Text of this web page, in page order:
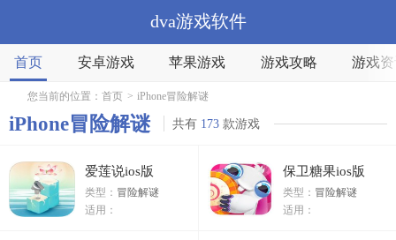
dva游戏软件
首页 安卓游戏 苹果游戏 游戏攻略 游戏
您当前的位置： 首页 > iPhone冒险解谜
iPhone冒险解谜 共有 173 款游戏
爱莲说ios版
类型： 冒险解谜
适用：
保卫糖果ios版
类型： 冒险解谜
适用：